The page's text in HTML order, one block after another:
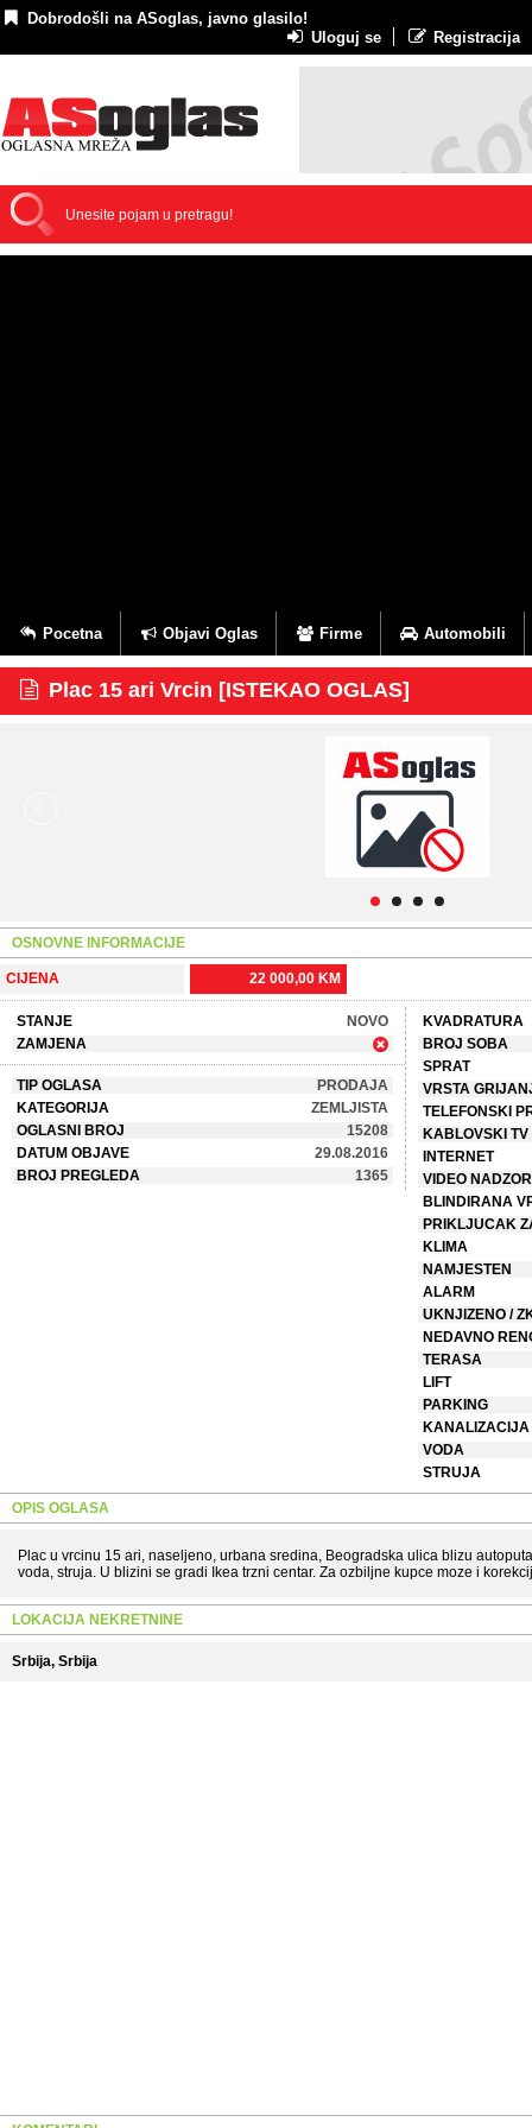
Dobrodošli na ASoglas, javno glasilo!
Uloguj se
Registracija
Pocetna Objavi Oglas Firme Automobili
Plac 15 ari Vrcin [ISTEKAO OGLAS]
OSNOVNE INFORMACIJE
CIJENA 22 000,00 KM
STANJE
NOVO
ZAMJENA
TIP OGLASA
PRODAJA
KATEGORIJA
ZEMLJISTA
OGLASNI BROJ
15208
DATUM OBJAVE
29.08.2016
BROJ PREGLEDA
1365
KVADRATURA
BROJ SOBA
SPRAT
VRSTA
TELEFONSKI
KABLOVSKI TV
INTERNET
VIDEO NADZOR
BLINDIRANA
PRIKLJUCAK
KLIMA
NAMJESTEN
ALARM
UKNJIZENO /
NEDAVNO
TERASA
LIFT
PARKING
KANALIZACIJA
VODA
STRUJA
OPIS OGLASA
Plac u vrcinu 15 ari, naseljeno, urbana sredina, Beogradska ulica blizu
voda, struja. U blizini se gradi Ikea trzni centar. Za ozbiljne kupce moze i
LOKACIJA NEKRETNINE
Srbija, Srbija